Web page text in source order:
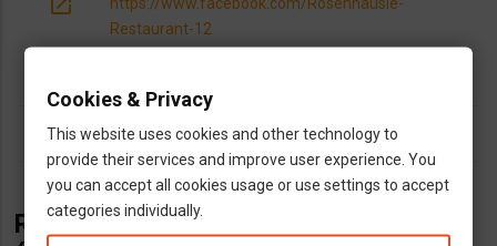
Restaurant-12
outlined_flag Baden-Württemberg
Rosenhäusle Restaurant - Magyar
Cookies & Privacy
This website uses cookies and other technology to
provide their services and improve user experience. You
you can accept all cookies usage or use settings to accept
categories individually.